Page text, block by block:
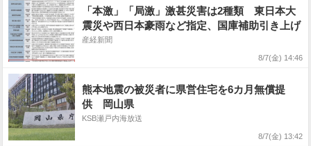
「本激」「局激」激甚災害は2種類 東日本大
震災や西日本豪雨など指定、国庫補助引き上げ
産経新聞
8/7(金) 14:46
熊本地震の被災者に県営住宅を6カ月無償提
供 岡山県
KSB瀬戸内海放送
8/7(金) 13:42